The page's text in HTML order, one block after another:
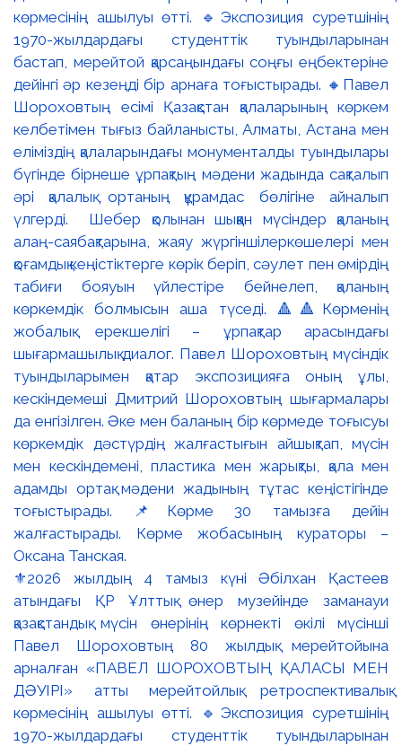
⚜️2026 жылдың 4 тамыз күні Әбілхан Қастеев
атындағы ҚР Ұлттық өнер музейінде заманауи
қазақстандық мүсін өнерінің көрнекті өкілі мүсінші
Павел Шороховтың 80 жылдық мерейтойына
арналған «ПАВЕЛ ШОРОХОВТЫҢ ҚАЛАСЫ МЕН
ДӘУІРІ» атты мерейтойлық ретроспективалық
көрмесінің ашылуы өтті. 🔹Экспозиция суретшінің
1970-жылдардағы студенттік туындыларынан